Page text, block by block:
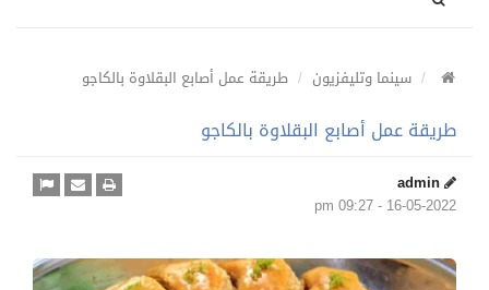
سينما وتليفزيون طريقة عمل أصابع البقلاوة بالكاجو
طريقة عمل أصابع البقلاوة بالكاجو
admin
16-05-2022 - 09:27 pm